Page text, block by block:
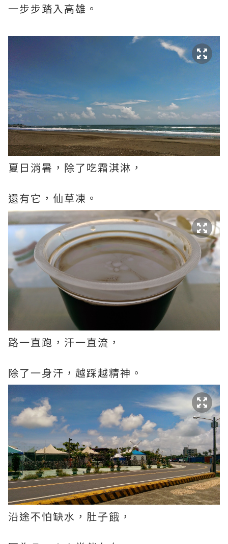
一步步踏入高雄。
夏日消暑，除了吃霜淇淋，
還有它，仙草凍。
路一直跑，汗一直流，
除了一身汗，越踩越精神。
沿途不怕缺水，肚子餓，